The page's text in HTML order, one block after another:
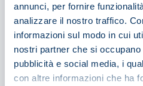
annunci, per fornire
analizzare il nostro traffico.
informazioni sul modo in cui
nostri partner che si
pubblicità e social media, i
con altre informazioni che ha